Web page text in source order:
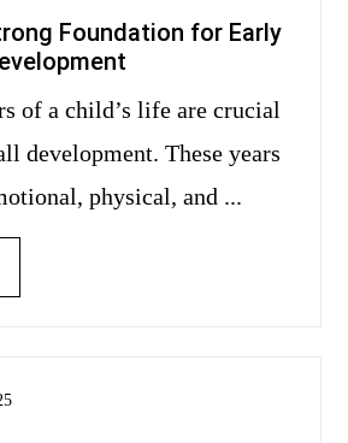
Foundation for Early
development. These years
physical, and ...